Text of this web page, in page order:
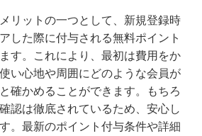
リットの一つとして、新規登録時
した際に付与される無料ポイント
す。これにより、最初は費用をか
い心地や周囲にどのような会員が
確かめることができます。もちろ
認は徹底されているため、安心し
。最新のポイント付与条件や詳細